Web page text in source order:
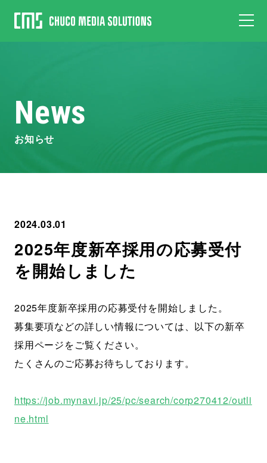
News
お知らせ
2024.03.01
2025年度新卒採用の応募受付
を開始しました
2025年度新卒採用の応募受付を開始しました。
募集要項などの詳しい情報については、以下の新卒
採用ページをご覧ください。
たくさんのご応募お待ちしております。
https://job.mynavi.jp/25/pc/search/corp270412/outli
ne.html